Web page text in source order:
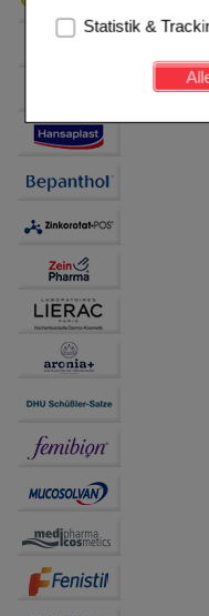
Website notwendig
Kundenkonto),
werden kann.
Einkaufserlebnis
beispielsweise für
Verhaltensweisen
anzupassen.
auch auf Ihre
anzuzeigen und
betreiben.
Statistik & Tracking:
Informationen über
unserer Website
Website weiter für
auf unserer Website
Drittseiten möglichst
Bitte beachten Sie,
Dritte wie z.B.
übertragen werden.
Statistik &